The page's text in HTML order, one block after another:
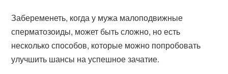
Забеременеть, когда у мужа малоподвижные
сперматозоиды, может быть сложно, но есть
несколько способов, которые можно попробовать
улучшить шансы на успешное зачатие.